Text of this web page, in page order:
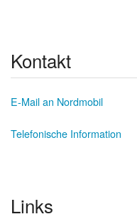
Kontakt
E-Mail an Nordmobil
Telefonische Information
Links